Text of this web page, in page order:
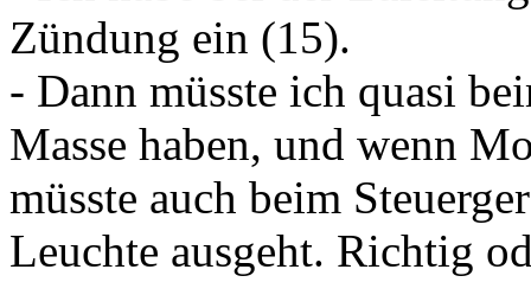
Zündung ein (15).
- Dann müsste ich quasi
Masse haben, und wenn
müsste auch beim
Leuchte ausgeht. Richtig